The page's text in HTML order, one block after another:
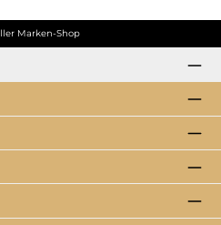
Marken-Shop